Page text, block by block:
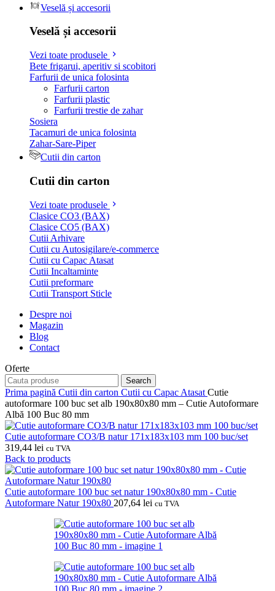
Veselă și accesorii
Veselă și accesorii
Vezi toate produsele
Bete frigarui, aperitiv si scobitori
Farfurii de unica folosinta
Farfurii carton
Farfurii plastic
Farfurii trestie de zahar
Sosiera
Tacamuri de unica folosinta
Zahar-Sare-Piper
Cutii din carton
Cutii din carton
Vezi toate produsele
Clasice CO3 (BAX)
Clasice CO5 (BAX)
Cutii Arhivare
Cutii cu Autosigilare/e-commerce
Cutii cu Capac Atasat
Cutii Incaltaminte
Cutii preformare
Cutii Transport Sticle
Despre noi
Magazin
Blog
Contact
Oferte
Search
Prima pagină Cutii din carton Cutii cu Capac Atasat Cutie
autoformare 100 buc set alb 190x80x80 mm – Cutie Autoformare
Albă 100 Buc 80 mm
Cutie autoformare CO3/B natur 171x183x103 mm 100 buc/set
319,44 lei cu TVA
Back to products
Cutie autoformare 100 buc set natur 190x80x80 mm - Cutie
Autoformare Natur 190x80 207,64 lei cu TVA